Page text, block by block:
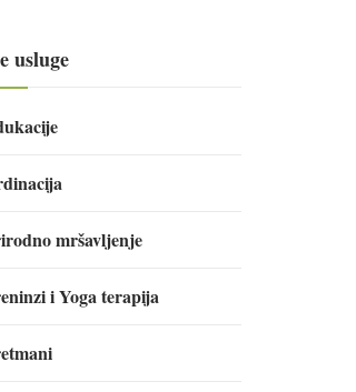
usluge
mršavljenje
i Yoga terapija